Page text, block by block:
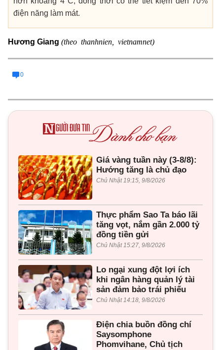
điện năng làm mát.
Hương Giang (theo thanhnien, vietnamnet)
0
Giá vàng tuần này (3-8/8):
Hướng tăng là chủ đạo
Chủ Nhật 19:15, 9/8/2026
Thực phẩm Sao Ta báo lãi
tăng vọt, nắm gần 2.000 tỷ
đồng tiền gửi
Chủ Nhật 15:27, 9/8/2026
Lo ngại xung đột lợi ích
khi ngân hàng quản lý tài
sản đảm bảo trái phiếu
Chủ Nhật 14:18, 9/8/2026
Điện chia buồn đồng chí
Saysomphone
Phomvihane, Chủ tịch